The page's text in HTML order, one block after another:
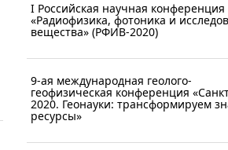
I Российская научная конференция
«Радиофизика, фотоника и
вещества» (РФИВ-2020)
9-ая международная геолого-
геофизическая конференция
2020. Геонауки: трансформируем
ресурсы»